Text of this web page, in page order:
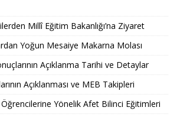
Millî Eğitim Bakanlığı’na Ziyaret
Yoğun Mesaiye Makarna Molası
Açıklanma Tarihi ve Detaylar
Açıklanması ve MEB Takipleri
Yönelik Afet Bilinci Eğitimleri